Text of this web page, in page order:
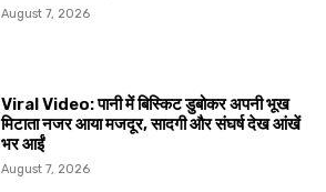
August 7, 2026
Viral Video: पानी में बिस्किट डुबोकर अपनी भूख
मिटाता नजर आया मजदूर, सादगी और संघर्ष देख आंखें
भर आईं
August 7, 2026